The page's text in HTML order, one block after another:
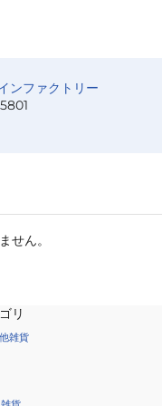
ンファクトリー
せん。
リ
雑貨